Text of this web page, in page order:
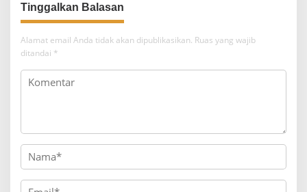
Tinggalkan Balasan
Alamat email Anda tidak akan dipublikasikan. Ruas yang wajib
ditandai *